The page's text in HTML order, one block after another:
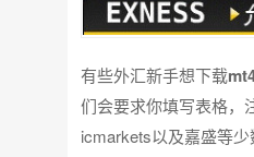
有些外汇新手想下载
们会要求你填写表格，
icmarkets以及嘉盛等